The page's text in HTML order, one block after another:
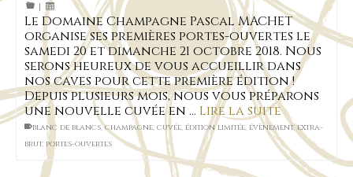
|
Le Domaine Champagne Pascal MACHET
organise ses premières portes-ouvertes le
samedi 20 et dimanche 21 octobre 2018. Nous
serons heureux de vous accueillir dans
nos caves pour cette première édition !
Depuis plusieurs mois, nous vous préparons
une nouvelle cuvée en … Lire la suite
blanc de blancs,champagne, cuvée, édition limitée, évènement,extra-
brut, portes-ouvertes